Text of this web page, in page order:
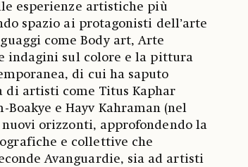
esperienze artistiche più
spazio ai protagonisti dell’arte
come Body art, Arte
indagini sul colore e la pittura
di cui ha saputo
di artisti come Titus Kaphar
Boakye e Hayv Kahraman (nel
nuovi orizzonti, approfondendo la
e collettive che
Avanguardie, sia ad artisti